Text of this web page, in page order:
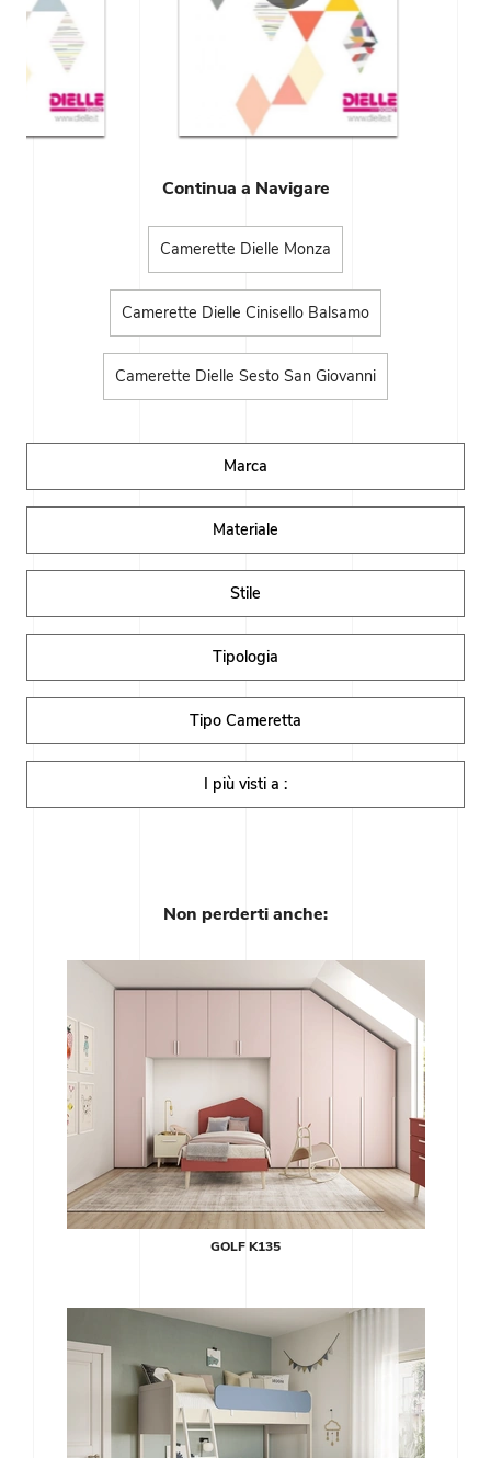
Continua a Navigare
Camerette Dielle Monza
Camerette Dielle Cinisello Balsamo
Camerette Dielle Sesto San Giovanni
Marca
Materiale
Stile
Tipologia
Tipo Cameretta
I più visti a :
Non perderti anche:
GOLF K135